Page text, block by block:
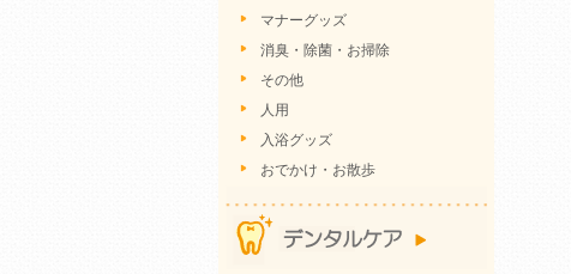
マナーグッズ
消臭・除菌・お掃除
その他
人用
入浴グッズ
おでかけ・お散歩